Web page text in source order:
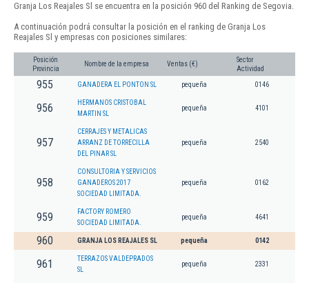
Granja Los Reajales Sl se encuentra en la posición 960 del Ranking de Segovia.
A continuación podrá consultar la posición en el ranking de Granja Los
Reajales Sl y empresas con posiciones similares:
Posición
Provincia
Nombre de la empresa Ventas (€)
Sector
Actividad
955 GANADERA EL PONTON SL pequeña 0146
956
HERMANOS CRISTOBAL
MARTIN SL
pequeña 4101
957
CERRAJES Y METALICAS
ARRANZ DE TORRECILLA
DEL PINAR SL
pequeña 2540
958
CONSULTORIA Y SERVICIOS
GANADEROS 2017
SOCIEDAD LIMITADA.
pequeña 0162
959
FACTORY ROMERO
SOCIEDAD LIMITADA.
pequeña 4641
960 GRANJA LOS REAJALES SL pequeña 0142
961
TERRAZOS VALDEPRADOS
SL
pequeña 2331